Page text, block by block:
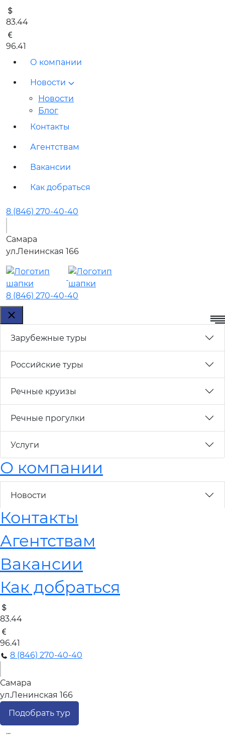
83.44
96.41
О компании
Новости
Новости
Блог
Контакты
Агентствам
Вакансии
Как добраться
8 (846) 270-40-40
Самара
ул.Ленинская 166
8 (846) 270-40-40
Зарубежные туры
Российские туры
Речные круизы
Речные прогулки
Услуги
О компании
Новости
Контакты
Агентствам
Вакансии
Как добраться
83.44
96.41
8 (846) 270-40-40
Самара
ул.Ленинская 166
Подобрать тур
...